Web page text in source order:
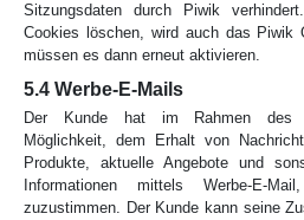
Sitzungsdaten durch Piwik
Cookies löschen, wird auch das Piwik
müssen es dann erneut aktivieren.
5.4 Werbe-E-Mails
Der Kunde hat im Rahmen des
Möglichkeit, dem Erhalt von
Produkte, aktuelle Angebote und
Informationen mittels Werbe-E-
zuzustimmen. Der Kunde kann seine